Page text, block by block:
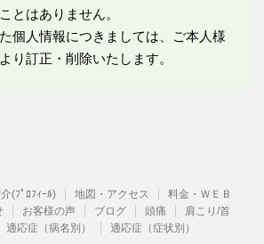
とはありません。
個人情報につきましては、ご本人様
り訂正・削除いたします。
(ﾌﾟﾛﾌｨｰﾙ) 地図・アクセス
料金・ＷＥＢ
お客様の声 ブログ 頭痛
肩こり/首
適応症（病名別） 適応症（症状別）